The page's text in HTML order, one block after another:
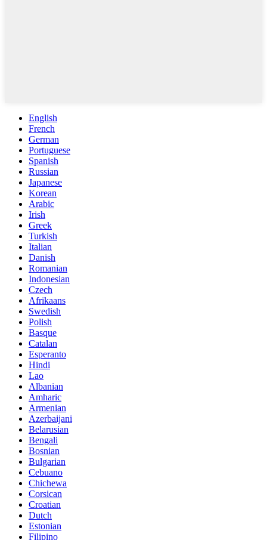
English
French
German
Portuguese
Spanish
Russian
Japanese
Korean
Arabic
Irish
Greek
Turkish
Italian
Danish
Romanian
Indonesian
Czech
Afrikaans
Swedish
Polish
Basque
Catalan
Esperanto
Hindi
Lao
Albanian
Amharic
Armenian
Azerbaijani
Belarusian
Bengali
Bosnian
Bulgarian
Cebuano
Chichewa
Corsican
Croatian
Dutch
Estonian
Filipino